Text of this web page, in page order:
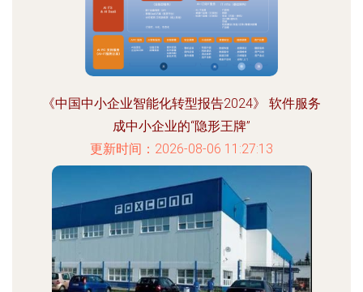
《中国中小企业智能化转型报告2024》 软件服务
成中小企业的“隐形王牌”
更新时间：2026-08-06 11:27:13